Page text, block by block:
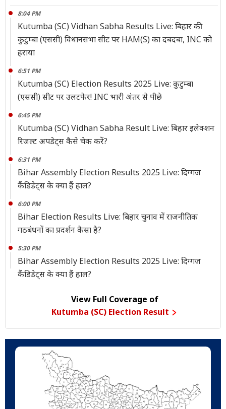
8:04 PM
Kutumba (SC) Vidhan Sabha Results Live: बिहार की
कुटुम्बा (एससी) विधानसभा सीट पर HAM(S) का दबदबा, INC को
हराया
6:51 PM
Kutumba (SC) Election Results 2025 Live: कुटुम्बा
(एससी) सीट पर उलटफेर! INC भारी अंतर से पीछे
6:45 PM
Kutumba (SC) Vidhan Sabha Result Live: बिहार इलेक्शन
रिजल्ट अपडेट्स कैसे चेक करें?
6:31 PM
Bihar Assembly Election Results 2025 Live: दिग्गज
कैंडिडेट्स के क्या हैं हाल?
6:00 PM
Bihar Election Results Live: बिहार चुनाव में राजनीतिक
गठबंधनों का प्रदर्शन कैसा है?
5:30 PM
Bihar Assembly Election Results 2025 Live: दिग्गज
कैंडिडेट्स के क्या हैं हाल?
View Full Coverage of
Kutumba (SC) Election Result